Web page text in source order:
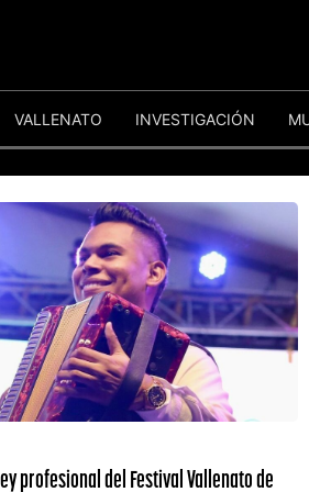
VALLENATO INVESTIGACIÓN
profesional del Festival Vallenato de